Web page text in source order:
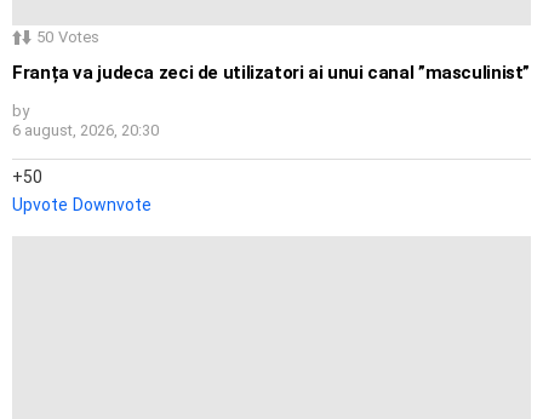
50 Votes
Franța va judeca zeci de utilizatori ai unui canal ”masculinist”
by
6 august, 2026, 20:30
50
Upvote Downvote